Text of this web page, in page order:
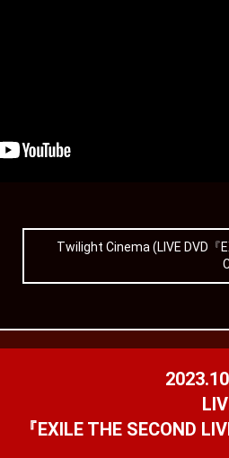
Twilight Cinema (LIVE DVD『
『EXILE THE SECOND